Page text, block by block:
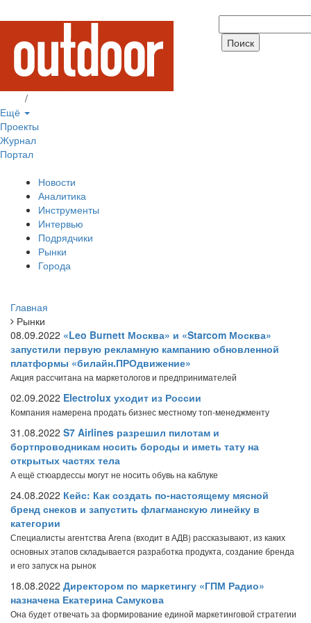
/
Ещё
Проекты
Журнал
Портал
Новости
Аналитика
Инструменты
Интервью
Подрядчики
Рынки
Города
Главная
Рынки
08.09.2022 «Leo Burnett Москва» и «Starcom Москва»
запустили первую рекламную кампанию обновленной
платформы «билайн.ПРОдвижение»
Акция рассчитана на маркетологов и предпринимателей
02.09.2022 Electrolux уходит из России
Компания намерена продать бизнес местному топ-менеджменту
31.08.2022 S7 Airlines разрешил пилотам и
бортпроводникам носить бороды и иметь тату на
открытых частях тела
А ещё стюардессы могут не носить обувь на каблуке
24.08.2022 Кейс: Как создать по-настоящему мясной
бренд снеков и запустить флагманскую линейку в
категории
Специалисты агентства Arena (входит в АДВ) рассказывают, из каких
основных этапов складывается разработка продукта, создание бренда
и его запуск на рынок
18.08.2022 Директором по маркетингу «ГПМ Радио»
назначена Екатерина Самукова
Она будет отвечать за формирование единой маркетинговой стратегии